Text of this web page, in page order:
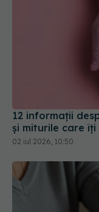
12 informații
și miturile care
02 iul 2026, 10:50